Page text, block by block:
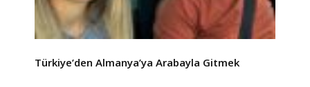
Türkiye’den Almanya’ya Arabayla Gitmek